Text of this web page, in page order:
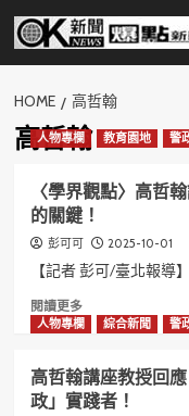
Skip
content
HOME 高哲翰
高哲翰
人物專欄 教育園地 警
〈學界觀點〉高哲
的關鍵！
彭可可 2025-10-01
【記者 彭可/臺北報導
閱讀更多Read
more
〈學
界
觀
人物專欄 綜合新聞 警
高哲翰講座教授回
政」實踐者！